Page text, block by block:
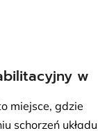
w
miejsce, gdzie
schorzeń układu